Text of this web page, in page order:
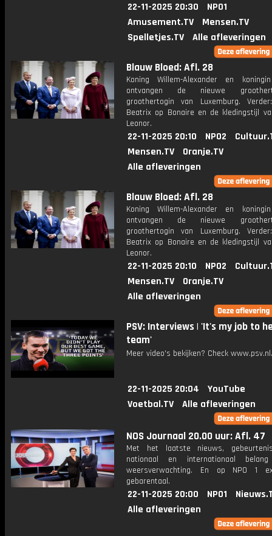
22-11-2025 20:30
NPO1
Amusement.TV
Mensen.TV
Spelletjes.TV
Alle afleveringen
Blauw Bloed: Afl. 28
Koning Willem-Alexander en
ontvangen de nieuwe
groothertogin van Luxemburg.
Beatrix op Bonaire en de kledingstijl
Leonor.
22-11-2025 20:10 NPO2
Mensen.TV
Oranje.TV
Alle afleveringen
Blauw Bloed: Afl. 28
Koning Willem-Alexander en
ontvangen de nieuwe
groothertogin van Luxemburg.
Beatrix op Bonaire en de kledingstijl
Leonor.
22-11-2025 20:10 NPO2
Mensen.TV
Oranje.TV
Alle afleveringen
PSV: Interviews | 'It's my job to
team'
Meer video's bekijken? Check
22-11-2025 20:04
YouTube
Voetbal.TV
Alle afleveringen
NOS Journaal 20.00 uur: Afl. 47
Met het laatste nieuws,
nationaal en internationaal
weersverwachting. En op NPO 1
gebarentaal.
22-11-2025 20:00 NPO1
Alle afleveringen